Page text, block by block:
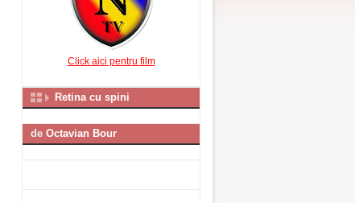
Click aici pentru film
Retina cu spini
de Octavian Bour